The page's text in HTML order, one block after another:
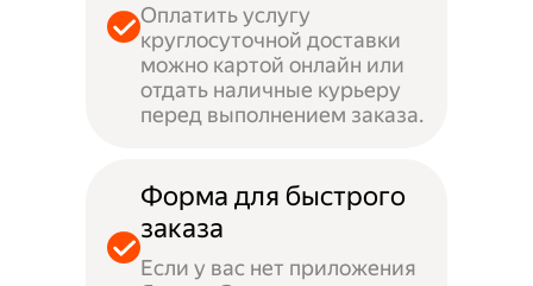
Оплатить услугу
круглосуточной доставки
можно картой онлайн или
отдать наличные курьеру
перед выполнением заказа.
Форма для быстрого
заказа
Если у вас нет приложения